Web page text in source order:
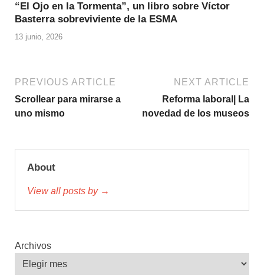
“El Ojo en la Tormenta”, un libro sobre Víctor
Basterra sobreviviente de la ESMA
13 junio, 2026
PREVIOUS ARTICLE
Scrollear para mirarse a
uno mismo
NEXT ARTICLE
Reforma laboral| La
novedad de los museos
About
View all posts by →
Archivos